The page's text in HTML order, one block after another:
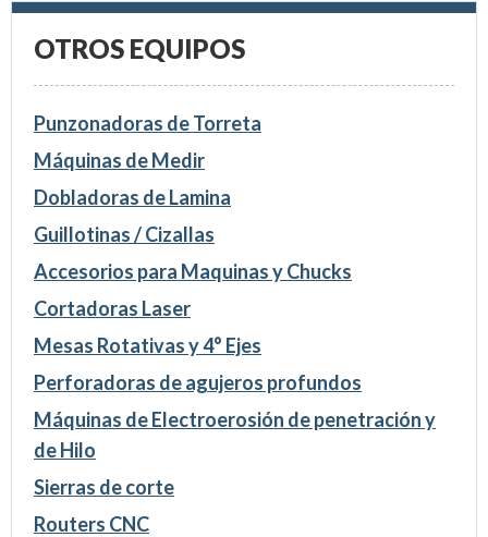
OTROS EQUIPOS
Punzonadoras de Torreta
Máquinas de Medir
Dobladoras de Lamina
Guillotinas / Cizallas
Accesorios para Maquinas y Chucks
Cortadoras Laser
Mesas Rotativas y 4° Ejes
Perforadoras de agujeros profundos
Máquinas de Electroerosión de penetración y
de Hilo
Sierras de corte
Routers CNC